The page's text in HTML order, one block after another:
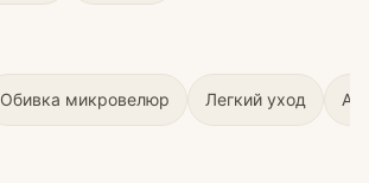
Обивка микровелюр Легкий уход